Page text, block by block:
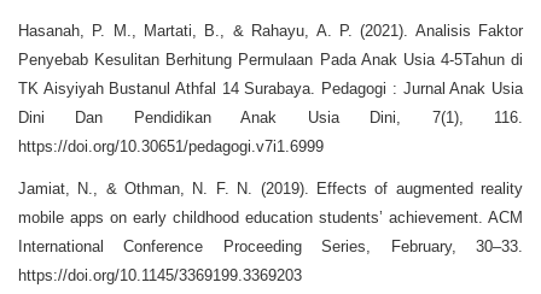
Hasanah, P. M., Martati, B., & Rahayu, A. P. (2021). Analisis Faktor
Penyebab Kesulitan Berhitung Permulaan Pada Anak Usia 4-5Tahun di
TK Aisyiyah Bustanul Athfal 14 Surabaya. Pedagogi : Jurnal Anak Usia
Dini Dan Pendidikan Anak Usia Dini, 7(1), 116.
https://doi.org/10.30651/pedagogi.v7i1.6999
Jamiat, N., & Othman, N. F. N. (2019). Effects of augmented reality
mobile apps on early childhood education students’ achievement. ACM
International Conference Proceeding Series, February, 30–33.
https://doi.org/10.1145/3369199.3369203